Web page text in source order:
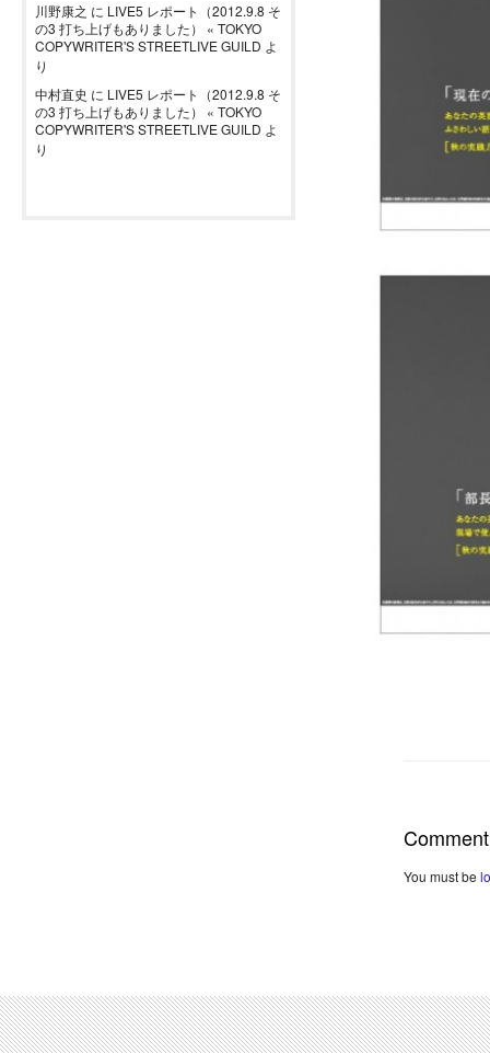
川野康之 に LIVE5 レポート（2012.9.8 そ
の3 打ち上げもありました） « TOKYO
COPYWRITER'S STREETLIVE GUILD よ
り
中村直史 に LIVE5 レポート（2012.9.8 そ
の3 打ち上げもありました） « TOKYO
COPYWRITER'S STREETLIVE GUILD よ
り
Comment
You must be